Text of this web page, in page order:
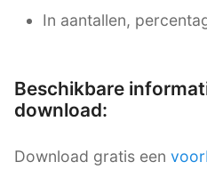
In aantallen,
Beschikbare
download:
Download gratis een